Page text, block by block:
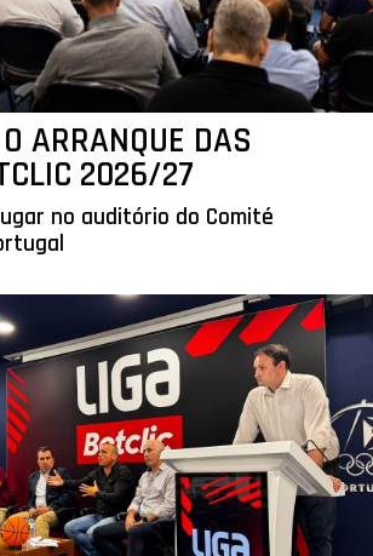
ARRANQUE DAS
2026/27
no auditório do Comité